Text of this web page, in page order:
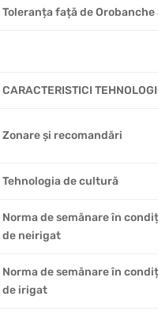
Toleranța față de Orobanche
CARACTERISTICI
Zonare și recomandări
Tehnologia de cultură
Norma de semănare în
de neirigat
Norma de semănare în
de irigat